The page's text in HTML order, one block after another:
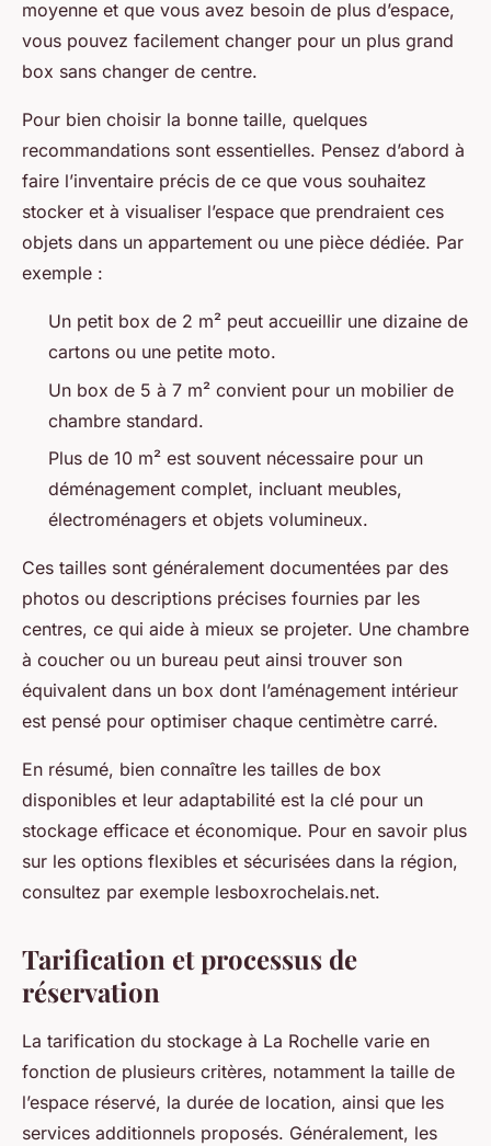
moyenne et que vous avez besoin de plus d’espace,
vous pouvez facilement changer pour un plus grand
box sans changer de centre.
Pour bien choisir la bonne taille, quelques
recommandations sont essentielles. Pensez d’abord à
faire l’inventaire précis de ce que vous souhaitez
stocker et à visualiser l’espace que prendraient ces
objets dans un appartement ou une pièce dédiée. Par
exemple :
Un petit box de 2 m² peut accueillir une dizaine de
cartons ou une petite moto.
Un box de 5 à 7 m² convient pour un mobilier de
chambre standard.
Plus de 10 m² est souvent nécessaire pour un
déménagement complet, incluant meubles,
électroménagers et objets volumineux.
Ces tailles sont généralement documentées par des
photos ou descriptions précises fournies par les
centres, ce qui aide à mieux se projeter. Une chambre
à coucher ou un bureau peut ainsi trouver son
équivalent dans un box dont l’aménagement intérieur
est pensé pour optimiser chaque centimètre carré.
En résumé, bien connaître les tailles de box
disponibles et leur adaptabilité est la clé pour un
stockage efficace et économique. Pour en savoir plus
sur les options flexibles et sécurisées dans la région,
consultez par exemple lesboxrochelais.net.
Tarification et processus de
réservation
La tarification du stockage à La Rochelle varie en
fonction de plusieurs critères, notamment la taille de
l’espace réservé, la durée de location, ainsi que les
services additionnels proposés. Généralement, les